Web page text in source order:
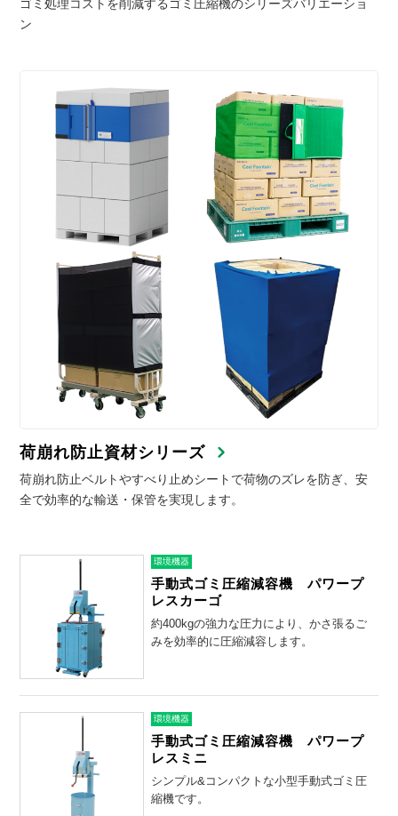
ゴミ処理コストを削減するゴミ圧縮機のシリーズバリエーショ
ン
荷崩れ防止資材シリーズ
荷崩れ防止ベルトやすべり止めシートで荷物のズレを防ぎ、安
全で効率的な輸送・保管を実現します。
環境機器
手動式ゴミ圧縮減容機 パワープ
レスカーゴ
約400kgの強力な圧力により、かさ張るご
みを効率的に圧縮減容します。
環境機器
手動式ゴミ圧縮減容機 パワープ
レスミニ
シンプル&コンパクトな小型手動式ゴミ圧
縮機です。